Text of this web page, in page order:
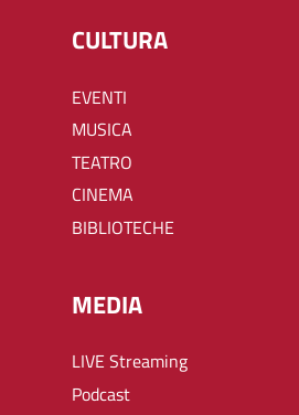
CULTURA
EVENTI
MUSICA
TEATRO
CINEMA
BIBLIOTECHE
MEDIA
LIVE Streaming
Podcast